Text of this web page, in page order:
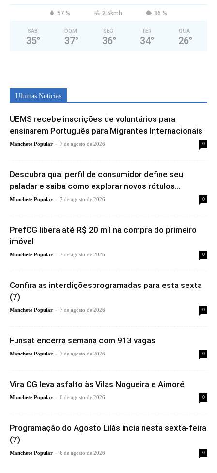
57 % 2.5kmh 36 %
SÁB
35°
DOM
37°
SEG
36°
TER
34°
QUA
26°
Ultimas Noticias
UEMS recebe inscrições de voluntários para
ensinarem Português para Migrantes Internacionais
Manchete Popular - 7 de agosto de 2026 0
Descubra qual perfil de consumidor define seu
paladar e saiba como explorar novos rótulos...
Manchete Popular - 7 de agosto de 2026 0
PrefCG libera até R$ 20 mil na compra do primeiro
imóvel
Manchete Popular - 7 de agosto de 2026 0
Confira as interdiçõesprogramadas para esta sexta
(7)
Manchete Popular - 7 de agosto de 2026 0
Funsat encerra semana com 913 vagas
Manchete Popular - 7 de agosto de 2026 0
Vira CG leva asfalto às Vilas Nogueira e Aimoré
Manchete Popular - 6 de agosto de 2026 0
Programação do Agosto Lilás incia nesta sexta-feira
(7)
Manchete Popular - 6 de agosto de 2026 0